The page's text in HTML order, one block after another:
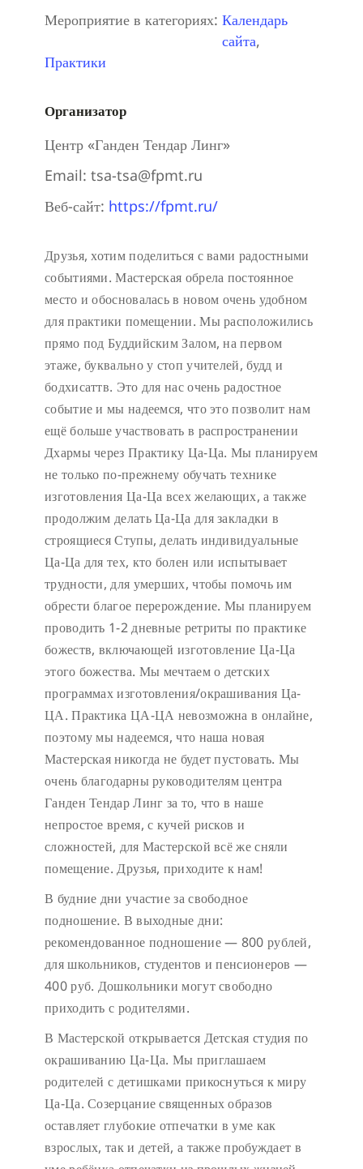
Мероприятие в категориях: Календарь
сайта,
Практики
Организатор
Центр «Ганден Тендар Линг»
Email: tsa-tsa@fpmt.ru
Веб-сайт: https://fpmt.ru/
Друзья, хотим поделиться с вами радостными
событиями. Мастерская обрела постоянное
место и обосновалась в новом очень удобном
для практики помещении. Мы расположились
прямо под Буддийским Залом, на первом
этаже, буквально у стоп учителей, будд и
бодхисаттв. Это для нас очень радостное
событие и мы надеемся, что это позволит нам
ещё больше участвовать в распространении
Дхармы через Практику Ца-Ца. Мы планируем
не только по-прежнему обучать технике
изготовления Ца-Ца всех желающих, а также
продолжим делать Ца-Ца для закладки в
строящиеся Ступы, делать индивидуальные
Ца-Ца для тех, кто болен или испытывает
трудности, для умерших, чтобы помочь им
обрести благое перерождение. Мы планируем
проводить 1-2 дневные ретриты по практике
божеств, включающей изготовление Ца-Ца
этого божества. Мы мечтаем о детских
программах изготовления/окрашивания Ца-
ЦА. Практика ЦА-ЦА невозможна в онлайне,
поэтому мы надеемся, что наша новая
Мастерская никогда не будет пустовать. Мы
очень благодарны руководителям центра
Ганден Тендар Линг за то, что в наше
непростое время, с кучей рисков и
сложностей, для Мастерской всё же сняли
помещение. Друзья, приходите к нам!
В будние дни участие за свободное
подношение. В выходные дни:
рекомендованное подношение — 800 рублей,
для школьников, студентов и пенсионеров —
400 руб. Дошкольники могут свободно
приходить с родителями.
В Мастерской открывается Детская студия по
окрашиванию Ца-Ца. Мы приглашаем
родителей с детишками прикоснуться к миру
Ца-Ца. Созерцание священных образов
оставляет глубокие отпечатки в уме как
взрослых, так и детей, а также пробуждает в